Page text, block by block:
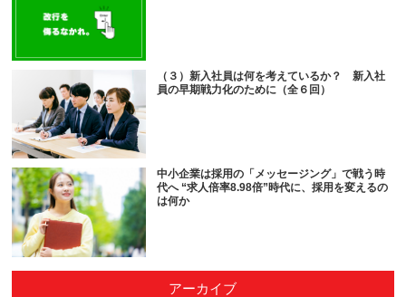
（３）新入社員は何を考えているか？ 新入社
員の早期戦力化のために（全６回）
中小企業は採用の「メッセージング」で戦う時
代へ “求人倍率8.98倍”時代に、採用を変えるの
は何か
アーカイブ